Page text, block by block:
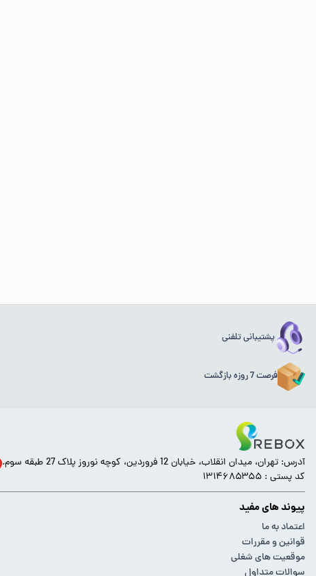
پشتیبانی تلفنی
فرصت 7 روزه بازگشت
آدرس: تهران، میدان انقلاب، خیابان 12 فروردین، کوچه نوروز پلاک 27 طبقه سوم.
کد پستی : ۱۳۱۴۶۸۵۳۵۵
پیوند های مفید
اعتماد به ما
قوانین و مقررات
موقعیت های شغلی
سوالات متداول